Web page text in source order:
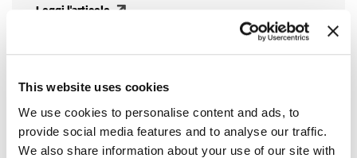
This website uses cookies
We use cookies to personalise content and ads, to
provide social media features and to analyse our traffic.
We also share information about your use of our site with
Leggi l'articolo